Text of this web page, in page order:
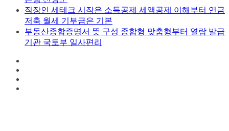
직장인 세테크 시작은 소득공제 세액공제 이해부터 연금
저축 월세 기부금은 기본
부동산종합증명서 뜻 구성 종합형 맞춤형부터 열람 발급
기관 국토부 일사편리